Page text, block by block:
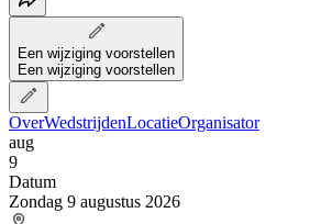
Een wijziging voorstellen
Een wijziging voorstellen
OverWedstrijdenLocatieOrganisator
aug
9
Datum
Zondag 9 augustus 2026